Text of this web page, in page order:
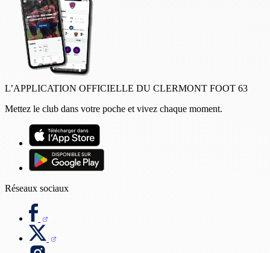
L’APPLICATION OFFICIELLE DU CLERMONT FOOT 63
Mettez le club dans votre poche et vivez chaque moment.
Réseaux sociaux